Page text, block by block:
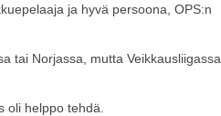
ja hyvä persoona, OPS:n
tai Norjassa, mutta Veikkausliigassa
oli helppo tehdä.